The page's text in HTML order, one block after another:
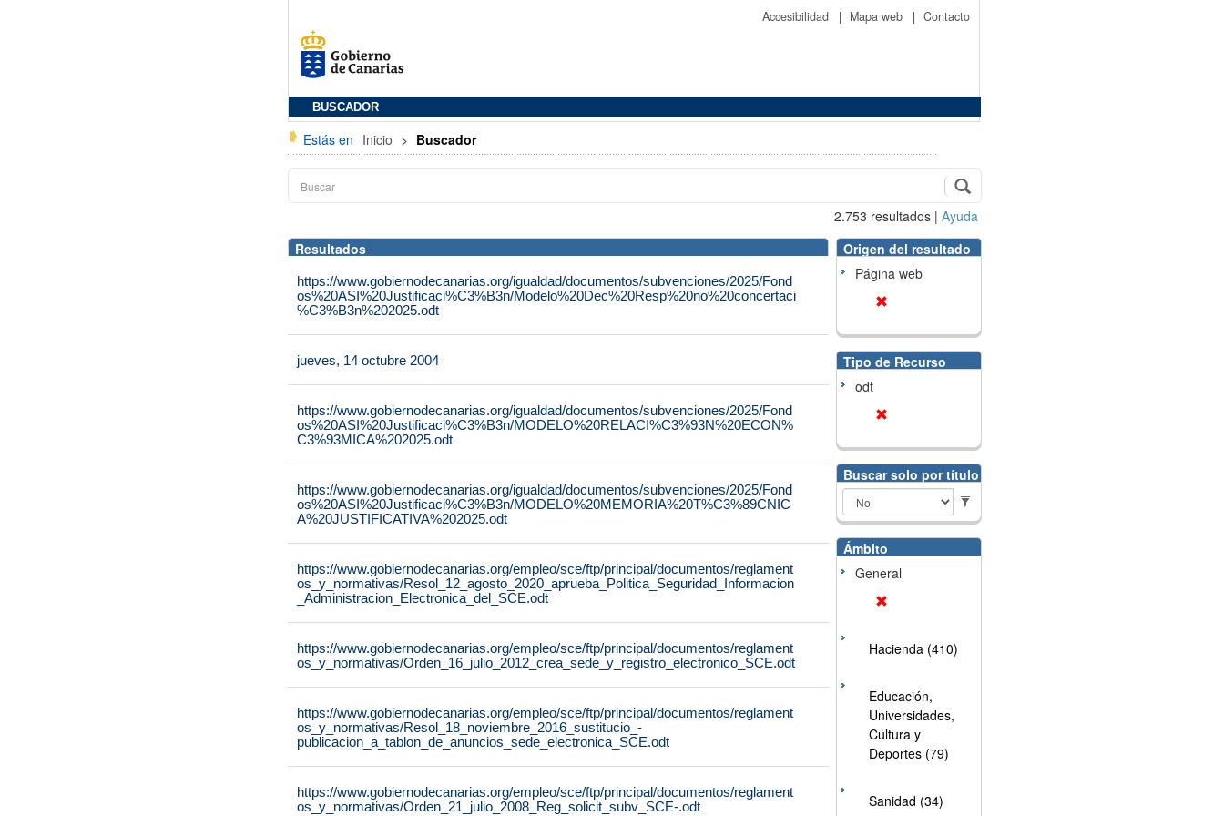
Accesibilidad | Mapa web | Contacto
BUSCADOR
Estás en Inicio > Buscador
2.753 resultados | Ayuda
Resultados
https://www.gobiernodecanarias.org/igualdad/documentos/subvenciones/2025/Fond
os%20ASI%20Justificaci%C3%B3n/Modelo%20Dec%20Resp%20no%20concertaci
%C3%B3n%202025.odt
jueves, 14 octubre 2004
https://www.gobiernodecanarias.org/igualdad/documentos/subvenciones/2025/Fond
os%20ASI%20Justificaci%C3%B3n/MODELO%20RELACI%C3%93N%20ECON%
C3%93MICA%202025.odt
https://www.gobiernodecanarias.org/igualdad/documentos/subvenciones/2025/Fond
os%20ASI%20Justificaci%C3%B3n/MODELO%20MEMORIA%20T%C3%89CNIC
A%20JUSTIFICATIVA%202025.odt
https://www.gobiernodecanarias.org/empleo/sce/ftp/principal/documentos/reglament
os_y_normativas/Resol_12_agosto_2020_aprueba_Politica_Seguridad_Informacion
_Administracion_Electronica_del_SCE.odt
https://www.gobiernodecanarias.org/empleo/sce/ftp/principal/documentos/reglament
os_y_normativas/Orden_16_julio_2012_crea_sede_y_registro_electronico_SCE.odt
https://www.gobiernodecanarias.org/empleo/sce/ftp/principal/documentos/reglament
os_y_normativas/Resol_18_noviembre_2016_sustitucio_-
publicacion_a_tablon_de_anuncios_sede_electronica_SCE.odt
https://www.gobiernodecanarias.org/empleo/sce/ftp/principal/documentos/reglament
os_y_normativas/Orden_21_julio_2008_Reg_solicit_subv_SCE-.odt
Origen del resultado
Página web
Tipo de Recurso
odt
Buscar solo por título
Ámbito
General
Hacienda (410)
Educación,
Universidades,
Cultura y
Deportes (79)
Sanidad (34)